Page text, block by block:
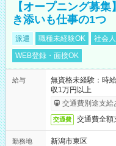
【オープニング募
き添いも仕事の1つ
派遣 職種未経験OK 社会
WEB登録・面接OK
給与
無資格未経験：
収1万円以上
交通費別途支給
交通費 交通費全額
勤務地
新潟市東区